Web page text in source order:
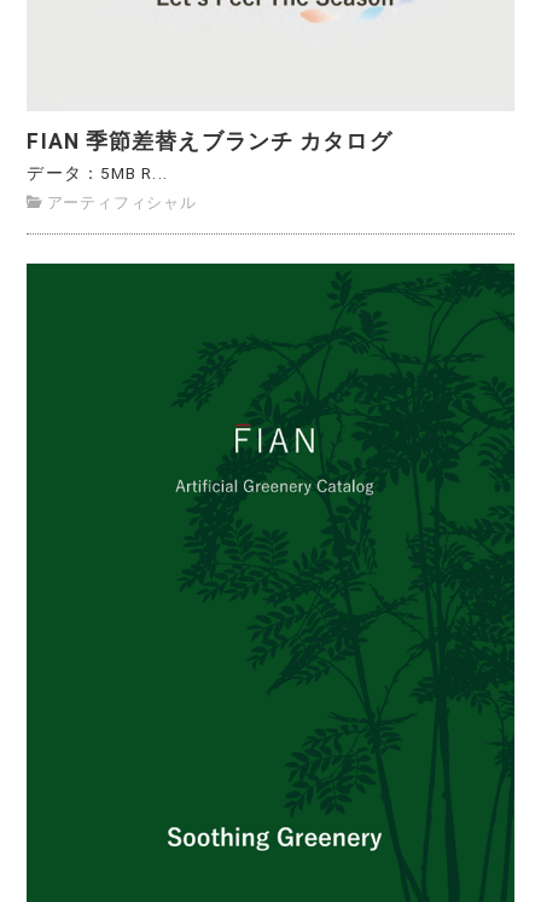
FIAN 季節差替えブランチ カタログ
データ：5MB R...
アーティフィシャル